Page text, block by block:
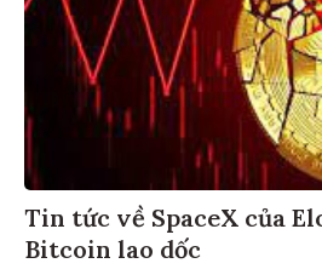
Tin tức về SpaceX của
Bitcoin lao dốc